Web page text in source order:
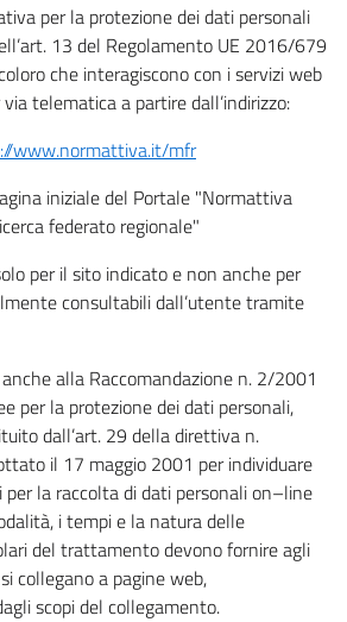
per la protezione dei dati personali
13 del Regolamento UE 2016/679
che interagiscono con i servizi web
telematica a partire dall’indirizzo:
www.normattiva.it/mfr
iniziale del Portale "Normattiva
federato regionale"
per il sito indicato e non anche per
consultabili dall’utente tramite
alla Raccomandazione n. 2/2001
per la protezione dei dati personali,
dall’art. 29 della direttiva n.
il 17 maggio 2001 per individuare
la raccolta di dati personali on–line
i tempi e la natura delle
del trattamento devono fornire agli
collegano a pagine web,
scopi del collegamento.